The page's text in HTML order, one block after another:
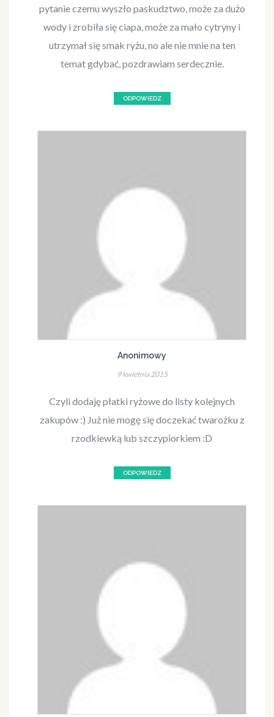
pytanie czemu wyszło paskudztwo, może za dużo
wody i zrobiła się ciapa, może za mało cytryny i
utrzymał się smak ryżu, no ale nie mnie na ten
temat gdybać, pozdrawiam serdecznie.
ODPOWIEDZ
Anonimowy
9 kwietnia 2015
Czyli dodaję płatki ryżowe do listy kolejnych
zakupów :) Już nie mogę się doczekać twarożku z
rzodkiewką lub szczypiorkiem :D
ODPOWIEDZ